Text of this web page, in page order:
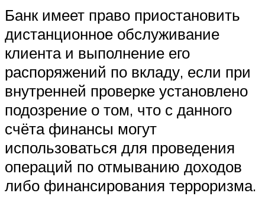
Банк имеет право приостановить
дистанционное обслуживание
клиента и выполнение его
распоряжений по вкладу, если при
внутренней проверке установлено
подозрение о том, что с данного
счёта финансы могут
использоваться для проведения
операций по отмыванию доходов
либо финансирования терроризма.